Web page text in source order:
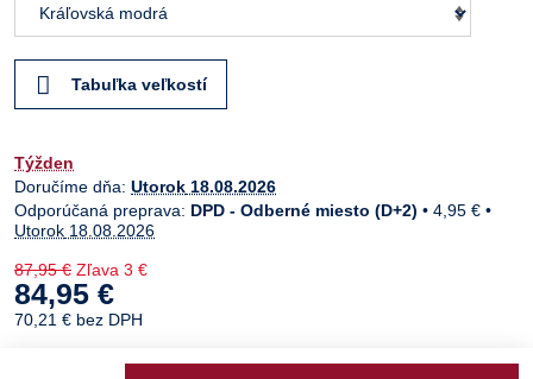
Tabuľka veľkostí
Týžden
Doručíme dňa: Utorok 18.08.2026
DPD - Odberné miesto (D+2) • 4,95 € •
Utorok 18.08.2026
87,95 € Zľava 3 €
84,95 €
70,21 € bez DPH